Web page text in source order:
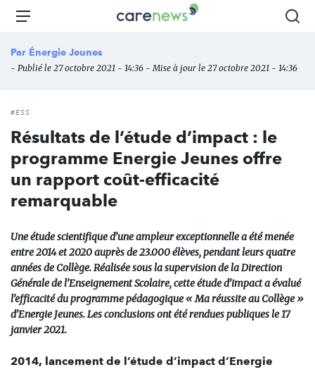
Aller
principal
Carenews,
des
Menu
Par Énergie Jeunes
- Publié le 27 octobre 2021 - 14:36 - Mise à jour le 27 octobre 2021 - 14:36
#ESS
Résultats de l’étude d’impact : le
programme Energie Jeunes offre
un rapport coût-efficacité
remarquable
Une étude scientifique d’une ampleur exceptionnelle a été menée
entre 2014 et 2020 auprès de 23.000 élèves, pendant leurs quatre
années de Collège. Réalisée sous la supervision de la Direction
Générale de l’Enseignement Scolaire, cette étude d’impact a évalué
l’efficacité du programme pédagogique « Ma réussite au Collège »
d’Energie Jeunes. Les conclusions ont été rendues publiques le 17
janvier 2021.
2014, lancement de l’étude d’impact d’Energie